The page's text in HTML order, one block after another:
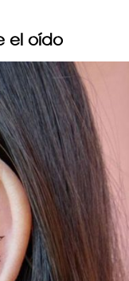
el oído